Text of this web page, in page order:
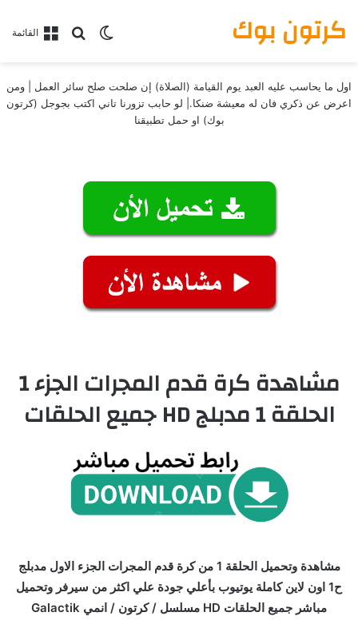
القائمةبحث عن
الوضع المظلم كرتون بوك
اول ما يحاسب عليه العبد يوم القيامة (الصلاة) إن صلحت صلح سائر العمل | ومن
اعرض عن ذكري فان له معيشة ضنكا.| لو حابب تزورنا تاني اكتب بجوجل (كرتون
بوك) او حمل تطبيقنا
مشاهدة كرة قدم المجرات الجزء 1
الحلقة 1 مدبلج HD جميع الحلقات
مشاهدة وتحميل الحلقة 1 من كرة قدم المجرات الجزء الاول مدبلج
ح1 اون لاين كاملة يوتيوب بأعلي جودة علي اكثر من سيرفر وتحميل
مباشر جميع الحلقات HD مسلسل / كرتون / انمي Galactik